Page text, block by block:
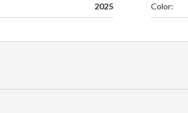
2025 Color: